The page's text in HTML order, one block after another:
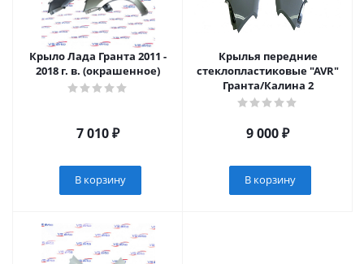
Крыло Лада Гранта 2011 -
2018 г. в. (окрашенное)
7 010₽
В корзину
Крылья передние
стеклопластиковые "AVR"
Гранта/Калина 2
9 000₽
В корзину